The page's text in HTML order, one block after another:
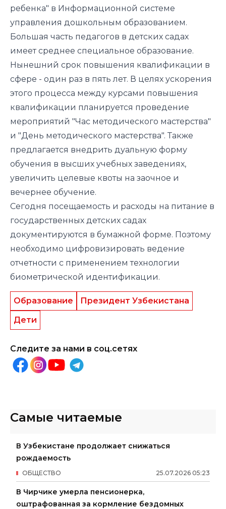
ребенка" в Информационной системе
управления дошкольным образованием.
Большая часть педагогов в детских садах
имеет среднее специальное образование.
Нынешний срок повышения квалификации в
сфере - один раз в пять лет. В целях ускорения
этого процесса между курсами повышения
квалификации планируется проведение
мероприятий "Час методического мастерства"
и "День методического мастерства". Также
предлагается внедрить дуальную форму
обучения в высших учебных заведениях,
увеличить целевые квоты на заочное и
вечернее обучение.
Сегодня посещаемость и расходы на питание в
государственных детских садах
документируются в бумажной форме. Поэтому
необходимо цифровизировать ведение
отчетности с применением технологии
биометрической идентификации.
Образование
Президент Узбекистана
Дети
Следите за нами в соц.сетях
Самые читаемые
В Узбекистане продолжает снижаться
рождаемость
25.07.2026 05:23
ОБЩЕСТВО
В Чирчике умерла пенсионерка,
оштрафованная за кормление бездомных